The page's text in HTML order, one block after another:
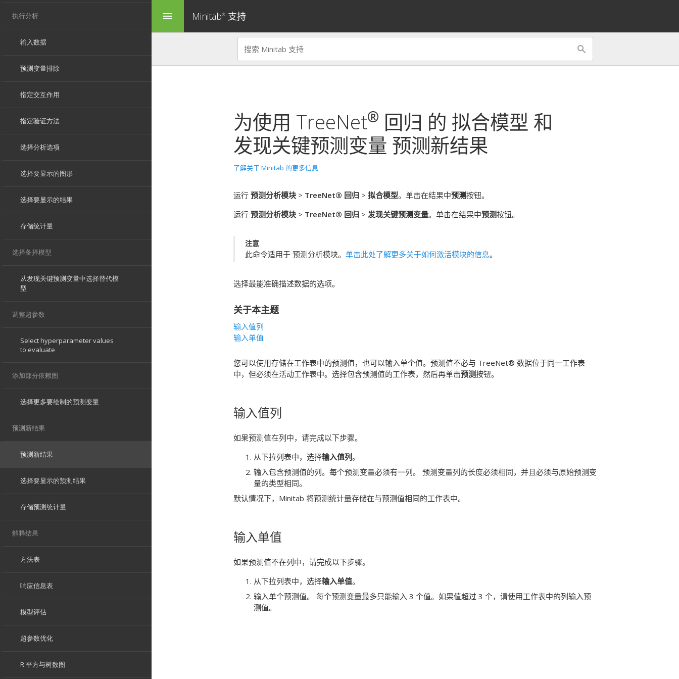
menu Minitab® 支持
为使用 TreeNet® 回归 的 拟合模型 和
发现关键预测变量 预测新结果
了解关于 Minitab 的更多信息
运行 预测分析模块 > TreeNet® 回归 > 拟合模型。单击在结果中预测按钮。
运行 预测分析模块 > TreeNet® 回归 > 发现关键预测变量。单击在结果中预测按钮。
注意
此命令适用于 预测分析模块。 单击此处了解更多关于如何激活模块的信息。
选择最能准确描述数据的选项。
关于本主题
输入值列
输入单值
您可以使用存储在工作表中的预测值，也可以输入单个值。预测值不必与 TreeNet® 数据位于同一工作表
中，但必须在活动工作表中。选择包含预测值的工作表，然后再单击预测按钮。
输入值列
如果预测值在列中，请完成以下步骤。
从下拉列表中，选择输入值列。
输入包含预测值的列。每个预测变量必须有一列。
预测变量列的长度必须相同，并且必须与原始预测变
量的类型相同。
默认情况下，Minitab 将预测统计量存储在与预测值相同的工作表中。
输入单值
如果预测值不在列中，请完成以下步骤。
从下拉列表中，选择输入单值。
输入单个预测值。
每个预测变量最多只能输入 3 个值。如果值超过 3 个，请使用工作表中的列输入预
测值。